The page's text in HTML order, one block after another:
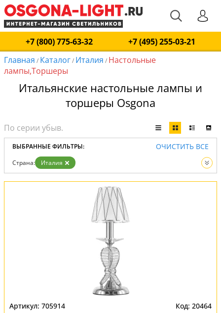
+7 (800) 775-63-32
+7 (495) 255-03-21
Главная / Каталог/ Италия / Настольные
лампы,Торшеры
Итальянские настольные лампы и
торшеры Osgona
ВЫБРАННЫЕ ФИЛЬТРЫ: ОЧИСТИТЬ ВСЕ
Страна:
Италия
Вид:
Настольные лампы Торшеры
705914 20464